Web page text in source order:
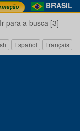
BRASIL
Ir para a busca [3]
Español Français